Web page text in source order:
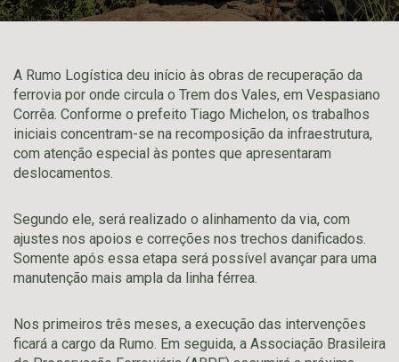
A Rumo Logística deu início às obras de recuperação da
ferrovia por onde circula o Trem dos Vales, em Vespasiano
Corrêa. Conforme o prefeito Tiago Michelon, os trabalhos
iniciais concentram-se na recomposição da infraestrutura,
com atenção especial às pontes que apresentaram
deslocamentos.
Segundo ele, será realizado o alinhamento da via, com
ajustes nos apoios e correções nos trechos danificados.
Somente após essa etapa será possível avançar para uma
manutenção mais ampla da linha férrea.
Nos primeiros três meses, a execução das intervenções
ficará a cargo da Rumo. Em seguida, a Associação Brasileira